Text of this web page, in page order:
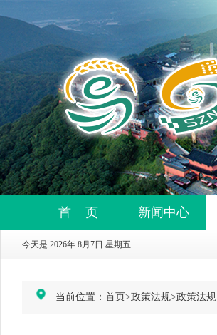
首 页 新闻中心
今天是 2026年 8月7日 星期五
当前位置： 首页>政策法规>政策法规